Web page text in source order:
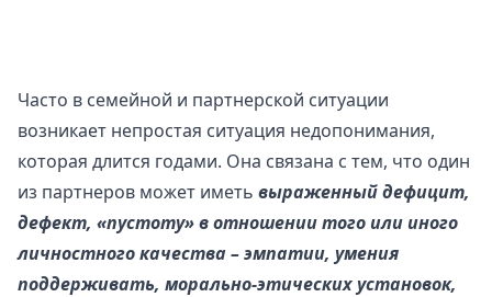
Часто в семейной и партнерской ситуации
возникает непростая ситуация недопонимания,
которая длится годами. Она связана с тем, что один
из партнеров может иметь выраженный дефицит,
дефект, «пустоту» в отношении того или иного
личностного качества – эмпатии, умения
поддерживать, морально-этических установок,